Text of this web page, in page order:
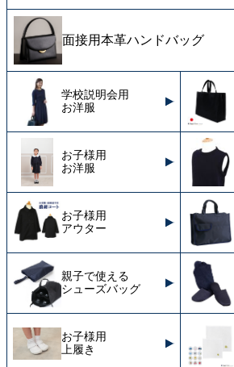
面接用本革ハンドバッグ
学校説明会用
お洋服
お子様用
お洋服
お子様用
アウター
親子で使える
シューズバッグ
お子様用
上履き